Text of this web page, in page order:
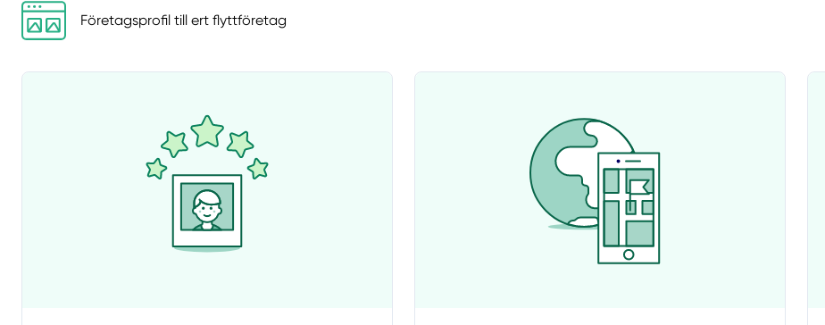
Företagsprofil till ert flyttföretag